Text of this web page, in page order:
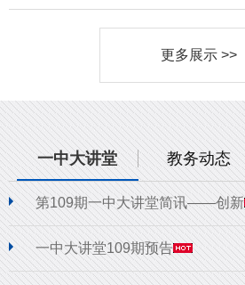
更多展示 >>
一中大讲堂 教务动态
第109期一中大讲堂简讯——创新
一中大讲堂109期预告